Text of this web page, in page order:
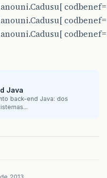
Java
back-end Java: dos